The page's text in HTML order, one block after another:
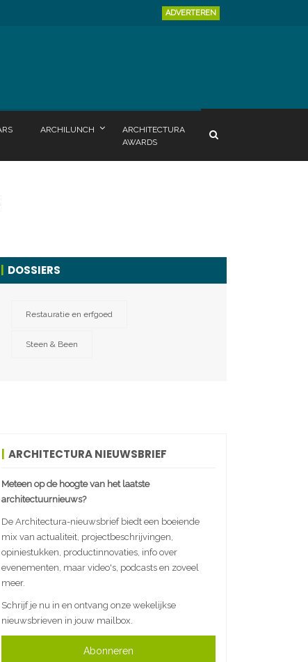
ADVERTEREN
ARCHILUNCH
ARCHITECTURA
AWARDS
DOSSIERS
Restauratie en erfgoed
Steen & Been
ARCHITECTURA NIEUWSBRIEF
Meteen op de hoogte van het laatste
architectuurnieuws?
De Architectura-nieuwsbrief biedt een boeiende
mix van actualiteit, projectbeschrijvingen,
opiniestukken, productinnovaties, info over
evenementen, maar video's, podcasts en zoveel
meer.
Schrijf je nu in en ontvang onze wekelijkse
nieuwsbrieven in jouw mailbox.
Abonneren